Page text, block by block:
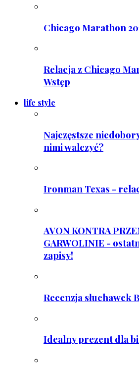
Chicago Marathon
Relacja z Chicago
Wstęp
life style
Najczęstsze
nimi walczyć?
Ironman Texas -
AVON KONTRA
GARWOLINIE -
zapisy!
Recenzja słuchawek
Idealny prezent dla